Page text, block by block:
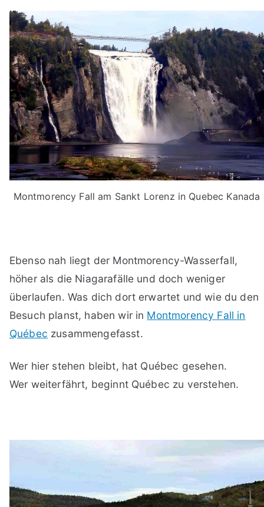
Montmorency Fall am Sankt Lorenz in Quebec Kanada
Ebenso nah liegt der Montmorency-Wasserfall,
höher als die Niagarafälle und doch weniger
überlaufen. Was dich dort erwartet und wie du den
Besuch planst, haben wir in Montmorency Fall in
Québec zusammengefasst.
Wer hier stehen bleibt, hat Québec gesehen.
Wer weiterfährt, beginnt Québec zu verstehen.